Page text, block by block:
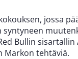
jossa
Bullin sisartallin
Markon tehtäviä.